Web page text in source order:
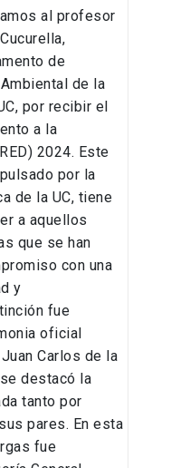
al profesor
de
de la
por recibir el
a la
2024. Este
por la
de la UC, tiene
a aquellos
que se han
con una
y
fue
oficial
Carlos de la
destacó la
tanto por
pares. En esta
fue